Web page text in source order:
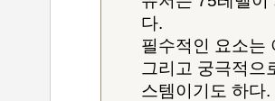
다.
필수적인 요소는
그리고 궁극적으
스템이기도 하다.